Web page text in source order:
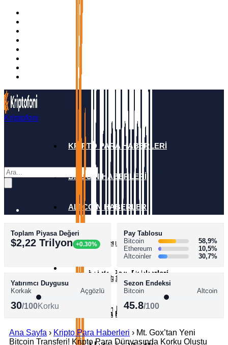
Kriptofoni
KRİPTO PARA HABERLERİ
BİTCOİN HABERLERİ
ALTCOİN HABERLERİ
Ethereum Haberleri
XRP Haberleri
Solana Haberleri
AKADEMİ
Kripto Para Rehberleri
Bitcoin Rehberleri
SÖZLÜK
Toplam Piyasa Değeri
$2,22 Trilyon +0.30%
Pay Tablosu
Bitcoin
58,9%
Ethereum
10,5%
Altcoinler
30,7%
Yatırımcı Duygusu
Korkak
Açgözlü
30/100Korku
Sezon Endeksi
Bitcoin
Altcoin
45.8/100
Ana Sayfa › Kripto Para Haberleri › Mt. Gox’tan Yeni
Bitcoin Transferi! Kripto Para Dünyasında Korku Oluştu